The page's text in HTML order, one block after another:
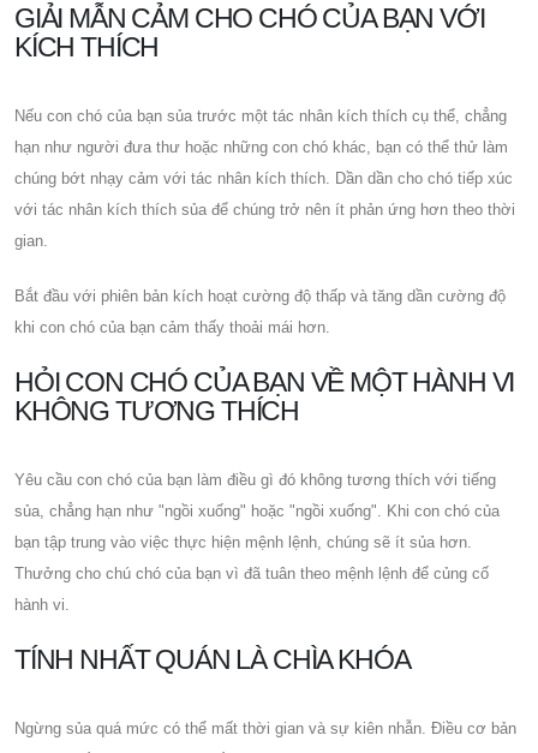
GIẢI MẪN CẢM CHO CHÓ CỦA BẠN VỚI
KÍCH THÍCH
Nếu con chó của bạn sủa trước một tác nhân kích thích cụ thể, chẳng
hạn như người đưa thư hoặc những con chó khác, bạn có thể thử làm
chúng bớt nhạy cảm với tác nhân kích thích. Dần dần cho chó tiếp xúc
với tác nhân kích thích sủa để chúng trở nên ít phản ứng hơn theo thời
gian.
Bắt đầu với phiên bản kích hoạt cường độ thấp và tăng dần cường độ
khi con chó của bạn cảm thấy thoải mái hơn.
HỎI CON CHÓ CỦA BẠN VỀ MỘT HÀNH VI
KHÔNG TƯƠNG THÍCH
Yêu cầu con chó của bạn làm điều gì đó không tương thích với tiếng
sủa, chẳng hạn như "ngồi xuống" hoặc "ngồi xuống". Khi con chó của
bạn tập trung vào việc thực hiện mệnh lệnh, chúng sẽ ít sủa hơn.
Thưởng cho chú chó của bạn vì đã tuân theo mệnh lệnh để củng cố
hành vi.
TÍNH NHẤT QUÁN LÀ CHÌA KHÓA
Ngừng sủa quá mức có thể mất thời gian và sự kiên nhẫn. Điều cơ bản